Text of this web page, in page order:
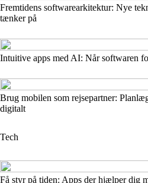
Fremtidens softwarearkitektur: Nye
tænker på
Intuitive apps med AI: Når softwaren
Brug mobilen som rejsepartner:
digitalt
Tech
Få styr på tiden: Apps der hjælper dig